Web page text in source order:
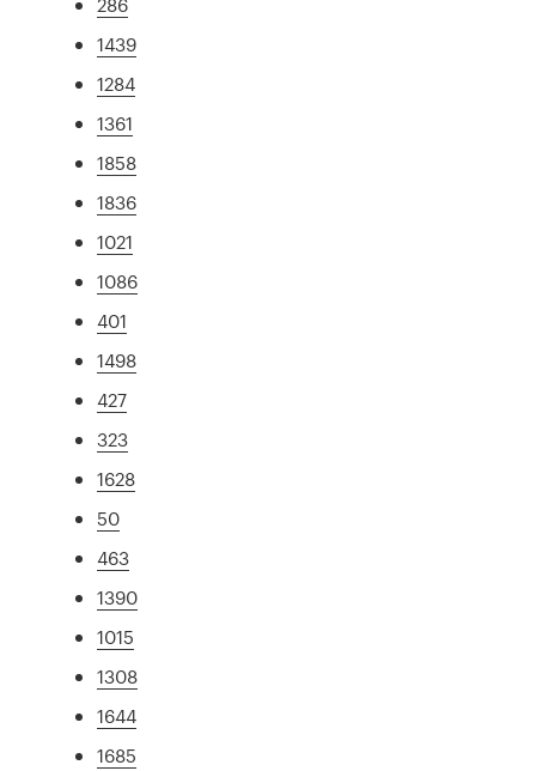
1439
1284
1361
1858
1836
1021
1086
401
1498
427
323
1628
50
463
1390
1015
1308
1644
1685